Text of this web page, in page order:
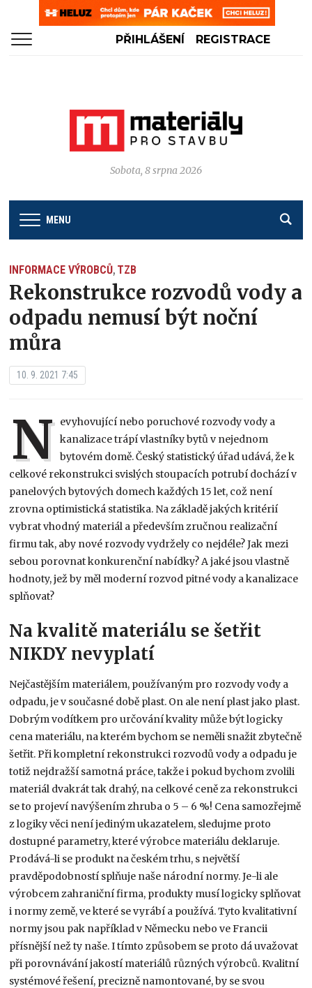
PŘIHLÁŠENÍ REGISTRACE
Sobota, 8 srpna 2026
MENU
INFORMACE VÝROBCŮ, TZB
Rekonstrukce rozvodů vody a
odpadu nemusí být noční
můra
10. 9. 2021 7:45
N evyhovující nebo poruchové rozvody vody a
kanalizace trápí vlastníky bytů v nejednom
bytovém domě. Český statistický úřad udává, že k
celkové rekonstrukci svislých stoupacích potrubí dochází v
panelových bytových domech každých 15 let, což není
zrovna optimistická statistika. Na základě jakých kritérií
vybrat vhodný materiál a především zručnou realizační
firmu tak, aby nové rozvody vydržely co nejdéle? Jak mezi
sebou porovnat konkurenční nabídky? A jaké jsou vlastně
hodnoty, jež by měl moderní rozvod pitné vody a kanalizace
splňovat?
Na kvalitě materiálu se šetřit
NIKDY nevyplatí
Nejčastějším materiálem, používaným pro rozvody vody a
odpadu, je v současné době plast. On ale není plast jako plast.
Dobrým vodítkem pro určování kvality může být logicky
cena materiálu, na kterém bychom se neměli snažit zbytečně
šetřit. Při kompletní rekonstrukci rozvodů vody a odpadu je
totiž nejdražší samotná práce, takže i pokud bychom zvolili
materiál dvakrát tak drahý, na celkové ceně za rekonstrukci
se to projeví navýšením zhruba o 5 – 6 %! Cena samozřejmě
z logiky věci není jediným ukazatelem, sledujme proto
dostupné parametry, které výrobce materiálu deklaruje.
Prodává-li se produkt na českém trhu, s největší
pravděpodobností splňuje naše národní normy. Je-li ale
výrobcem zahraniční firma, produkty musí logicky splňovat
i normy země, ve které se vyrábí a používá. Tyto kvalitativní
normy jsou pak například v Německu nebo ve Francii
přísnější než ty naše. I tímto způsobem se proto dá uvažovat
při porovnávání jakostí materiálů různých výrobců. Kvalitní
systémové řešení, precizně namontované, by se svou